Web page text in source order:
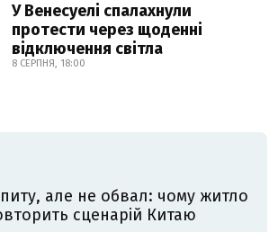
У Венесуелі спалахнули
протести через щоденні
відключення світла
8 СЕРПНЯ, 18:00
але не обвал: чому житло
сценарій Китаю